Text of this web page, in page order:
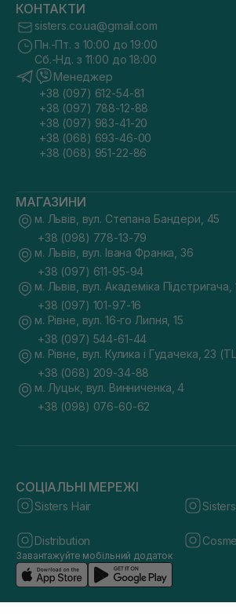
КОНТАКТИ
sisters.co.ua@gmail.com
Пн.-Пт. з 10:00 до 19:00
Сб.-Нд. з 11:00 до 18:00
Менеджер
+38 (097) 612-54-81
+38 (097) 788-12-88
+38 (097) 983-41-20
+38 (068) 693-46-00
+38 (068) 951-22-86
МАГАЗИНИ
м. Львів, вул. Степана Бандери, 45
+38 (098) 778-13-79
м. Львів, вул. Івана Франка, 36
+38 (097) 611-95-94
м. Львів, вул. Академіка
+38 (097) 101-97-16
м. Рівне, вул. 16-го Липня, 15
+38 (097) 544-61-44
м. Рівне, вул. Кулика і Гудачека, 23
+38 (068) 209-34-88
м. Луцьк, вул. Винниченка, 4
+38 (098) 076-60-62
СОЦІАЛЬНІ МЕРЕЖІ
Sisters Hair
Distribution
Завантажуйте мобільний додаток